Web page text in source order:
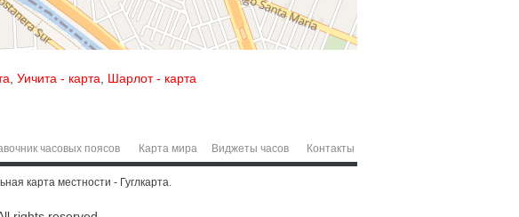
Уичита - карта Шарлот - карта
часовых поясов Карта мира Виджеты часов Контакты
карта местности - Гуглкарта.